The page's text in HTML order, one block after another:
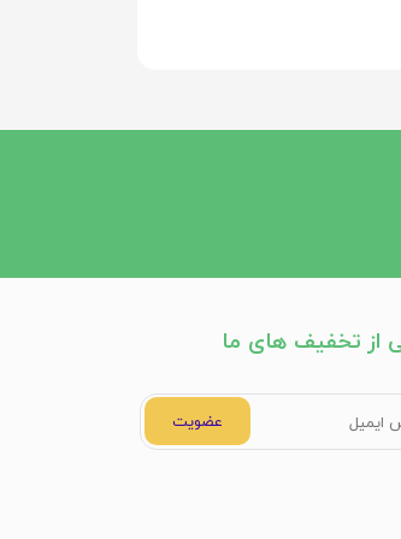
بهبود پوست دست، نقش
از تخفیف های ما
عضویت